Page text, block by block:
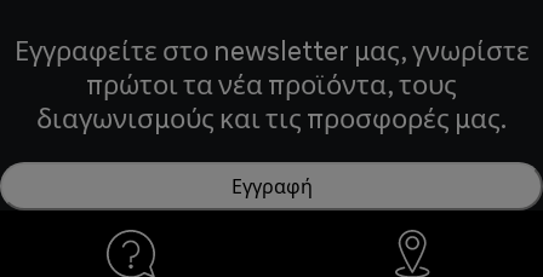
Εγγραφείτε στο newsletter μας, γνωρίστε
πρώτοι τα νέα προϊόντα, τους
διαγωνισμούς και τις προσφορές μας.
Εγγραφή